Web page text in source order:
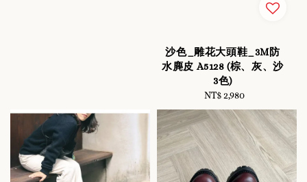
沙色_雕花大頭鞋_3M防
水麂皮 A5128 (棕、灰、沙
3色)
Regular
price
NT$ 2,980